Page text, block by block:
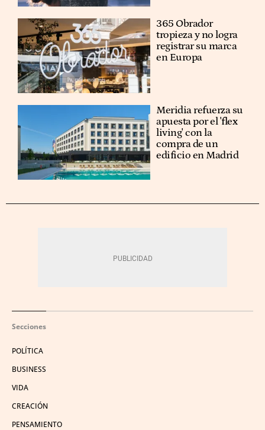
365 Obrador
tropieza y no logra
registrar su marca
en Europa
Meridia refuerza su
apuesta por el 'flex
living' con la
compra de un
edificio en Madrid
Secciones
POLÍTICA
BUSINESS
VIDA
CREACIÓN
PENSAMIENTO